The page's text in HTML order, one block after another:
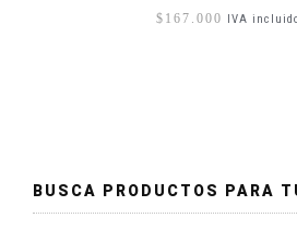
$ 167.000 IVA
BUSCA PRODUCTOS PARA